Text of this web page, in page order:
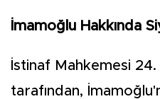
İmamoğlu Hakkında
İstinaf Mahkemesi
tarafından,